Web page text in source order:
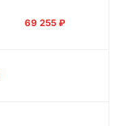
69 255 ₽